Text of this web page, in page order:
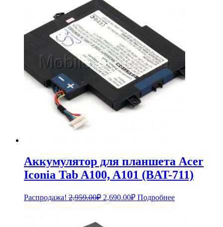
Аккумулятор для планшета Acer
Iconia Tab A100, A101 (BAT-711)
Распродажа! 2,959.00₽ Первоначальная
2,690.00₽Текущая
цена:
Подробнее